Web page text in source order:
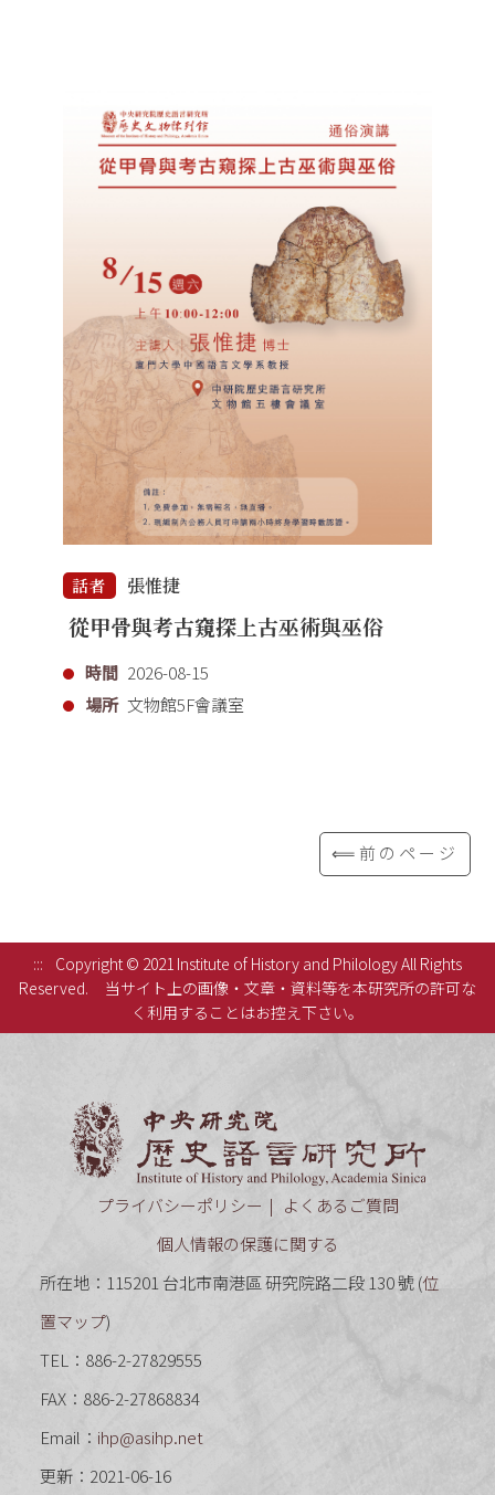
話者 張惟捷
從甲骨與考古窺探上古巫術與巫俗
時間 2026-08-15
場所 文物館5F會議室
⟸前のページ
:::
Copyright © 2021 Institute of History and Philology All Rights
Reserved.
当サイト上の画像・文章・資料等を本研究所の許可な
く利用することはお控え下さい。
プライバシーポリシー
よくあるご質問
個人情報の保護に関する
所在地：115201 台北市南港區 研究院路二段 130 號 (位
置マップ)
TEL：886-2-27829555
FAX：886-2-27868834
Email： ihp@asihp.net
更新：2021-06-16